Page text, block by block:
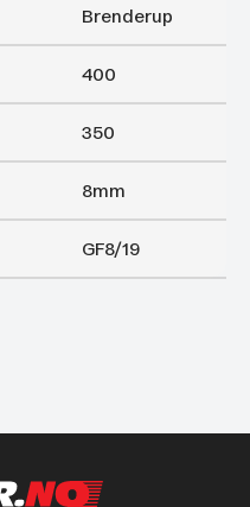
Brenderup
400
350
8mm
GF8/19